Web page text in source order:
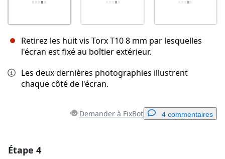
Retirez les huit vis Torx T10 8 mm par lesquelles
l'écran est fixé au boîtier extérieur.
Les deux dernières photographies illustrent
chaque côté de l'écran.
Demander à FixBot 4 commentaires
Étape 4